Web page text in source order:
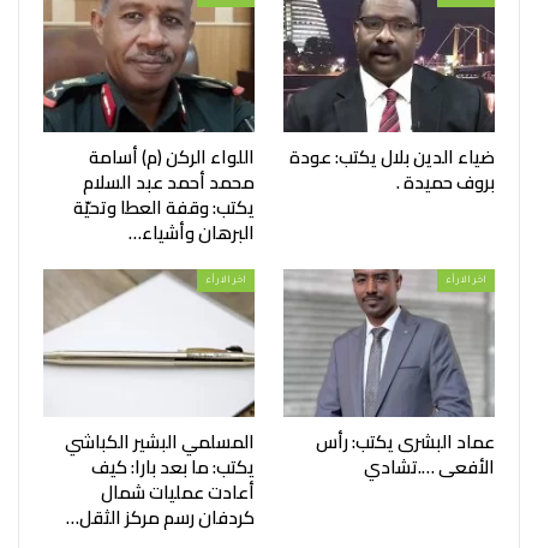
ضياء الدين بلال يكتب: عودة
بروف حميدة .
اللواء الركن (م) أسامة
محمد أحمد عبد السلام
يكتب: وقفة العطا وتحيّة
البرهان وأشياء…
اخر الارأء
عماد البشرى يكتب: رأس
الأفعى ….تشادي
اخر الارأء
المسلمي البشير الكباشي
يكتب: ما بعد بارا: كيف
أعادت عمليات شمال
كردفان رسم مركز الثقل…